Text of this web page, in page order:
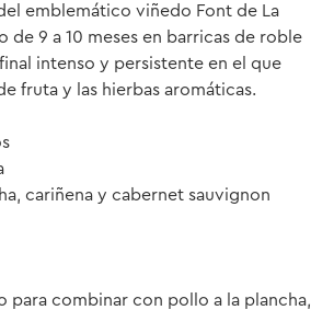
emblemático viñedo Font de La
de 9 a 10 meses en barricas de roble
intenso y persistente en el que
fruta y las hierbas aromáticas.
cariñena y cabernet sauvignon
para combinar con pollo a la plancha,